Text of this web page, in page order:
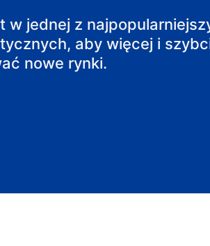
w jednej z
aby więcej i
nowe rynki.